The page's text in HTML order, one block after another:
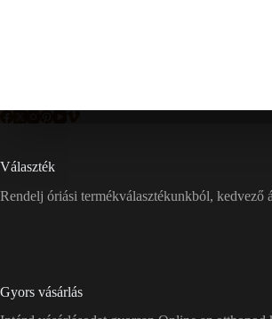
Választék
Rendelj óriási termékválasztékunkból, kedvező
Gyors vásárlás